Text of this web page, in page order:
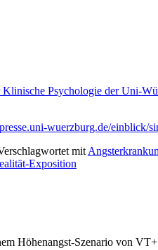
Psychologie der Uni-
wuerzburg.de/einblick/
mit
Exposition
Höhenangst-Szenario von